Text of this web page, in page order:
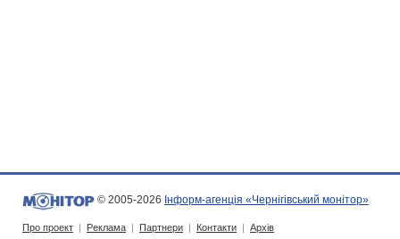
© 2005-2026 Інформ-агенція «Чернігівський монітор»
Про проект | Реклама | Партнери | Контакти | Архів